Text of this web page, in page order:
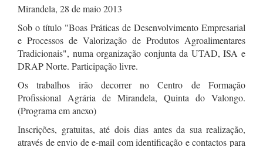
Mirandela, 28 de maio 2013
Sob o título "Boas Práticas de Desenvolvimento Empresarial
e Processos de Valorização de Produtos Agroalimentares
Tradicionais", numa organização conjunta da UTAD, ISA e
DRAP Norte. Participação livre.
Os trabalhos irão decorrer no Centro de Formação
Profissional Agrária de Mirandela, Quinta do Valongo.
(Programa em anexo)
Inscrições, gratuitas, até dois dias antes da sua realização,
através de envio de e-mail com identificação e contactos para